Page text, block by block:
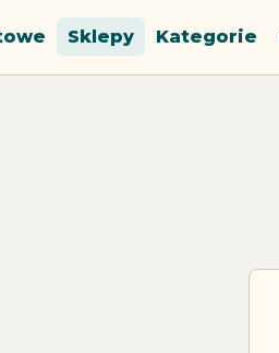
Sklepy Kategorie